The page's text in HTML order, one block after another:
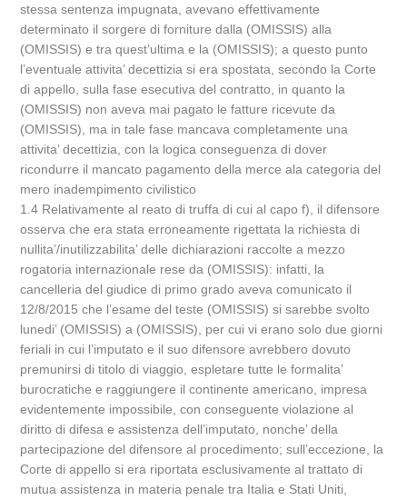
stessa sentenza impugnata, avevano effettivamente
determinato il sorgere di forniture dalla (OMISSIS) alla
(OMISSIS) e tra quest’ultima e la (OMISSIS); a questo punto
l’eventuale attivita’ decettizia si era spostata, secondo la Corte
di appello, sulla fase esecutiva del contratto, in quanto la
(OMISSIS) non aveva mai pagato le fatture ricevute da
(OMISSIS), ma in tale fase mancava completamente una
attivita’ decettizia, con la logica conseguenza di dover
ricondurre il mancato pagamento della merce ala categoria del
mero inadempimento civilistico
1.4 Relativamente al reato di truffa di cui al capo f), il difensore
osserva che era stata erroneamente rigettata la richiesta di
nullita’/inutilizzabilita’ delle dichiarazioni raccolte a mezzo
rogatoria internazionale rese da (OMISSIS): infatti, la
cancelleria del giudice di primo grado aveva comunicato il
12/8/2015 che l’esame del teste (OMISSIS) si sarebbe svolto
lunedi’ (OMISSIS) a (OMISSIS), per cui vi erano solo due giorni
feriali in cui l’imputato e il suo difensore avrebbero dovuto
premunirsi di titolo di viaggio, espletare tutte le formalita’
burocratiche e raggiungere il continente americano, impresa
evidentemente impossibile, con conseguente violazione al
diritto di difesa e assistenza dell’imputato, nonche’ della
partecipazione del difensore al procedimento; sull’eccezione, la
Corte di appello si era riportata esclusivamente al trattato di
mutua assistenza in materia penale tra Italia e Stati Uniti,